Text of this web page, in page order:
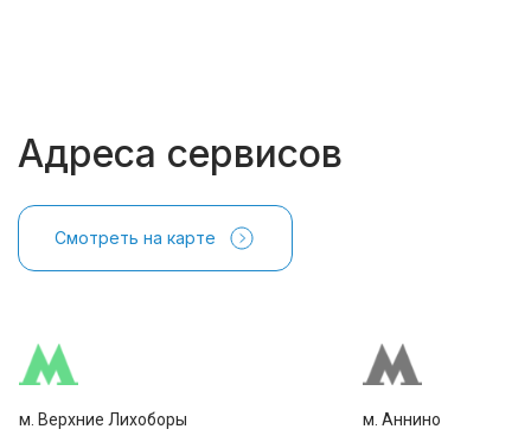
Адреса сервисов
Смотреть на карте
м. Верхние Лихоборы м. Аннино